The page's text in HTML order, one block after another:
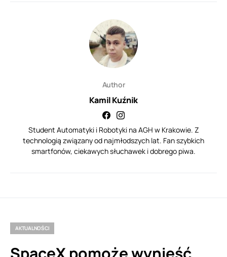
Author
Kamil Kuźnik
Student Automatyki i Robotyki na AGH w Krakowie. Z
technologią związany od najmłodszych lat. Fan szybkich
smartfonów, ciekawych słuchawek i dobrego piwa.
AKTUALNOŚCI